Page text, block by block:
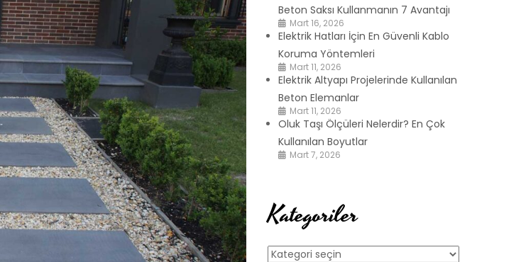
Beton Saksı Kullanmanın 7 Avantajı
Mart 16, 2026
Elektrik Hatları İçin En Güvenli Kablo
Koruma Yöntemleri
Mart 11, 2026
Elektrik Altyapı Projelerinde Kullanılan
Beton Elemanlar
Mart 11, 2026
Oluk Taşı Ölçüleri Nelerdir? En Çok
Kullanılan Boyutlar
Mart 7, 2026
Kategoriler
Kategoriler